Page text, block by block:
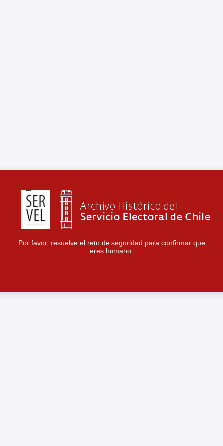
Por favor, resuelve el reto de seguridad para confirmar que
eres humano.